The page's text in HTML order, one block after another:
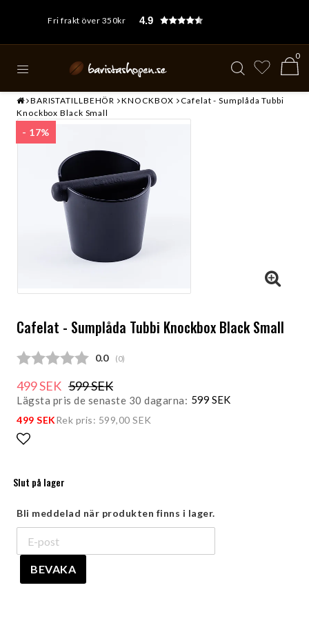
Fri frakt över 350kr 4.9
0
BARISTATILLBEHÖR KNOCKBOX
Cafelat - Sumplåda Tubbi
Knockbox Black Small
- 17%
Cafelat - Sumplåda Tubbi Knockbox Black Small
Snittbetyg:
0.0 (röster:
0)
599 SEK
499 SEK
Lägsta pris de senaste 30 dagarna 599 SEK
499 SEKRek pris: 599,00 SEK
Slut på lager
Bli meddelad när produkten finns i lager.
BEVAKA